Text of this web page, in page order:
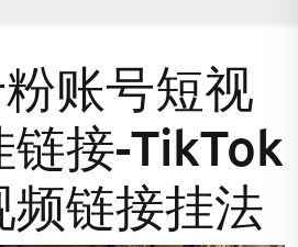
账号短视
链接-TikTok
链接挂法